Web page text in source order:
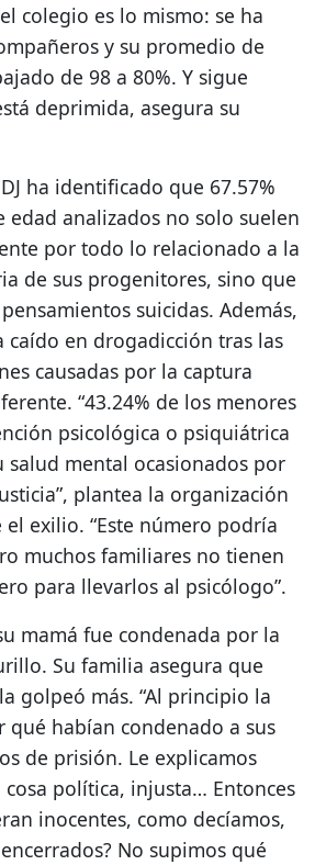
colegio es lo mismo: se ha
y su promedio de
de 98 a 80%. Y sigue
deprimida, asegura su
ha identificado que 67.57%
edad analizados no solo suelen
por todo lo relacionado a la
de sus progenitores, sino que
suicidas. Además,
caído en drogadicción tras las
causadas por la captura
“43.24% de los menores
psicológica o psiquiátrica
salud mental ocasionados por
plantea la organización
exilio. “Este número podría
muchos familiares no tienen
para llevarlos al psicólogo”.
mamá fue condenada por la
Su familia asegura que
golpeó más. “Al principio la
habían condenado a sus
de prisión. Le explicamos
política, injusta… Entonces
inocentes, como decíamos,
No supimos qué